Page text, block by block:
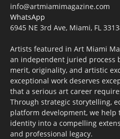
info@artmiamimagazine.com
WhatsApp
6945 NE 3rd Ave, Miami, FL
Artists featured in Art Miami
an independent juried process
merit, originality, and artistic
exceptional work deserves
that a serious art career
Through strategic storytelling,
platform development, we
identity into a compelling
and professional legacy.